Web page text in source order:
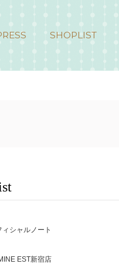
SHOPLIST
ィシャルノート
EST新宿店